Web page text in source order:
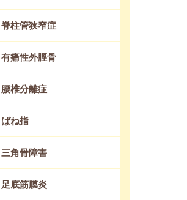
脊柱管狭窄症
有痛性外脛骨
腰椎分離症
ばね指
三角骨障害
足底筋膜炎